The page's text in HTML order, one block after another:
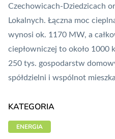
Czechowicach-Dziedzicach
Lokalnych. Łączna moc
wynosi ok. 1170 MW, a
ciepłowniczej to około 1000
250 tys. gospodarstw
spółdzielni i wspólnot
KATEGORIA
ENERGIA